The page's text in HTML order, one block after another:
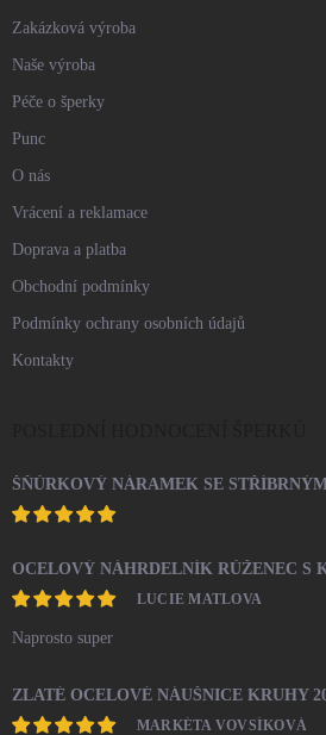
Zakázková výroba
Naše výroba
Péče o šperky
Punc
O nás
Vrácení a reklamace
Doprava a platba
Obchodní podmínky
Podmínky ochrany osobních údajů
Kontakty
LUCIE MATLOVA
Naprosto super
ZLATÉ OCELOVÉ NÁUŠNICE KRUHY
MARKÉTA VOVSÍKOVÁ